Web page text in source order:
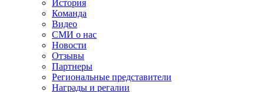
История
Команда
Видео
СМИ о нас
Новости
Отзывы
Партнеры
Региональные представители
Награды и регалии